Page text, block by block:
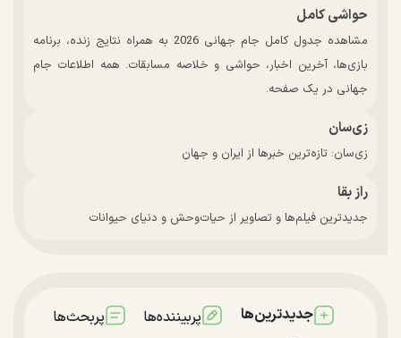
حواشی کامل
مشاهده جدول کامل جام جهانی 2026 به همراه نتایج زنده، برنامه
بازی‌ها، آخرین اخبار، حواشی و خلاصه مسابقات. همه اطلاعات جام
جهانی در یک صفحه.
زی‌سان
زی‌سان: تازه‌ترین خبرها از ایران و جهان
راز بقا
جدیدترین فیلم‌ها و تصاویر از حیات‌وحش و دنیای حیوانات
جدیدترین‌ها پربیننده‌ها پربحث‌ها